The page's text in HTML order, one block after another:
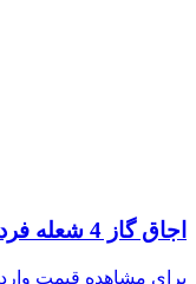
اجاق گاز 4 شعله فردار امریکن رنج
برای مشاهده قیمت